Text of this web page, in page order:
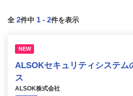
全 2件中 1 - 2件を表示
NEW
ALSOKセキュリティシステム
ス
ALSOK株式会社